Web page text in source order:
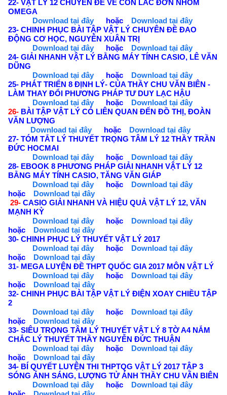
22- VẬT LÝ 12 CHUYÊN ĐỀ VỀ CON LẮC ĐƠN NHÓM
OMEGA
Download tại đây
hoặc Download tại đây
23- CHINH PHỤC BÀI TẬP VẬT LÝ CHUYÊN ĐỀ ĐAO
ĐỘNG CƠ HỌC, NGUYỄN XUÂN TRỊ
Download tại đây
hoặc Download tại đây
24- GIẢI NHANH VẬT LÝ BẰNG MÁY TÍNH CASIO, LÊ VĂN
DŨNG
Download tại đây
hoặc Download tại đây
25- PHÁT TRIỂN 8 ĐỊNH LÝ- CỦA THẦY CHU VĂN BIÊN -
LÀM THAY ĐỔI PHƯƠNG PHÁP TƯ DUY LẠC HẬU
Download tại đây
hoặc Download tại đây
26- BÀI TẬP VẬT LÝ CÓ LIÊN QUAN ĐẾN ĐỒ THỊ, ĐOÀN
VĂN LƯỢNG
Download tại đây
hoặc
Download tại đây
27- TÓM TẮT LÝ THUYẾT TRỌNG TÂM LÝ 12 THẦY TRẦN
ĐỨC HOCMAI
Download tại đây
hoặc Download tại đây
28- EBOOK 8 PHƯƠNG PHÁP GIẢI NHANH VẬT LÝ 12
BẰNG MÁY TÍNH CASIO, TĂNG VĂN GIÁP
Download tại đây hoặc Download tại đây
hoặc Download tại đây
29- CASIO GIẢI NHANH VÀ HIỆU QUẢ VẬT LÝ 12, VĂN
MẠNH KỲ
Download tại đây
hoặc Download tại đây
hoặc Download tại đây
30- CHINH PHỤC LÝ THUYẾT VẬT LÝ 2017
Download tại đây
hoặc Download tại đây
hoặc Download tại đây
31- MEGA LUYỆN ĐỀ THPT QUỐC GIA 2017 MÔN VẬT LÝ
Download tại đây
hoặc Download tại đây
hoặc
Download tại đây
32- CHINH PHỤC BÀI TẬP VẬT LÝ ĐIỆN XOAY CHIỀU TẬP
2
Download tại đây
hoặc
Download tại đây
hoặc
Download tại đây
33- SIÊU TRỌNG TÂM LÝ THUYẾT VẬT LÝ 8 TỜ A4 NẮM
CHẮC LÝ THUYẾT THẦY NGUYỄN ĐỨC THUẬN
Download tại đây
hoặc Download tại đây
hoặc Download tại đây
34- BÍ QUYẾT LUYỆN THI THPTQG VẬT LÝ 2017 TẬP 3
SÓNG ÁNH SÁNG, LƯỢNG TỬ ÁNH THẦY CHU VĂN BIÊN
Download tại đây
hoặc Download tại đây